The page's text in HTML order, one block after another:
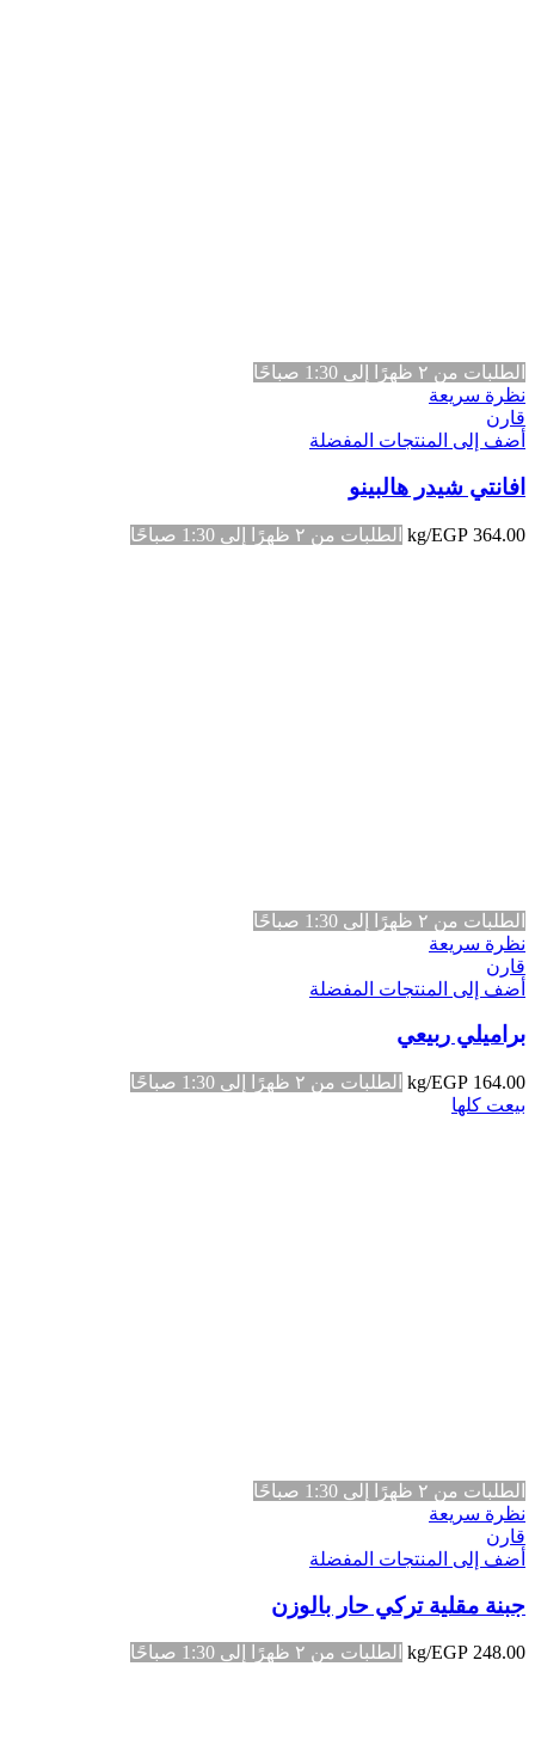
الطلبات من ٢ ظهرًا إلى 1:30 صباحًا
نظرة سريعة
قارن
أضف إلى المنتجات المفضلة
افانتي شيدر هالبينو
EGP 364.00
/kg الطلبات من ٢ ظهرًا إلى 1:30 صباحًا
الطلبات من ٢ ظهرًا إلى 1:30 صباحًا
نظرة سريعة
قارن
أضف إلى المنتجات المفضلة
براميلي ربيعي
EGP 164.00
/kg
الطلبات من ٢ ظهرًا إلى 1:30 صباحًا
بيعت كلها
الطلبات من ٢ ظهرًا إلى 1:30 صباحًا
نظرة سريعة
قارن
أضف إلى المنتجات المفضلة
جبنة مقلية تركي حار بالوزن
EGP 248.00
/kg الطلبات من ٢ ظهرًا إلى 1:30 صباحًا